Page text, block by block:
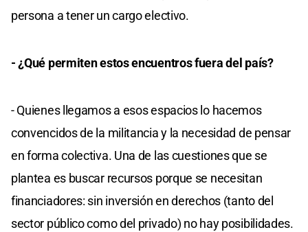
persona a tener un cargo electivo.
- ¿Qué permiten estos encuentros fuera del país?
- Quienes llegamos a esos espacios lo hacemos
convencidos de la militancia y la necesidad de pensar
en forma colectiva. Una de las cuestiones que se
plantea es buscar recursos porque se necesitan
financiadores: sin inversión en derechos (tanto del
sector público como del privado) no hay posibilidades.